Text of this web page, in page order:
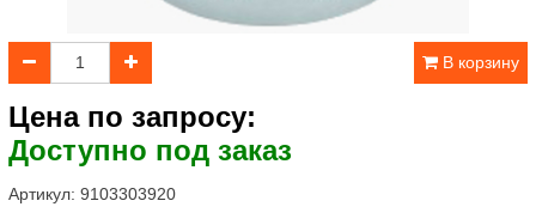
В корзину
Цена по запросу:
Доступно под заказ
Артикул: 9103303920